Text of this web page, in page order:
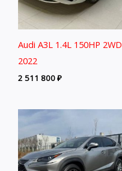
Audi A3L 1.4L 150HP 2WD
2022
2 511 800₽